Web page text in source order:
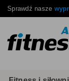
Sprawdź nasze